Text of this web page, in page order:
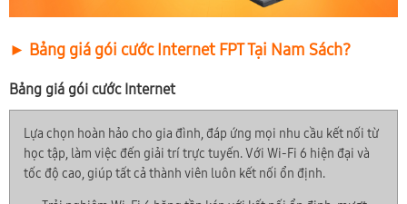
► Bảng giá gói cước Internet FPT Tại Nam Sách?
Bảng giá gói cước Internet
Lựa chọn hoàn hảo cho gia đình, đáp ứng mọi nhu cầu kết nối từ
học tập, làm việc đến giải trí trực tuyến. Với Wi-Fi 6 hiện đại và
tốc độ cao, giúp tất cả thành viên luôn kết nối ổn định.